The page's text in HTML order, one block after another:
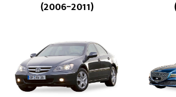
(2006-2011)